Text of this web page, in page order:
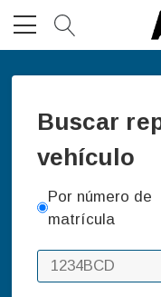
Buscar
vehículo
Por número de
matrícula